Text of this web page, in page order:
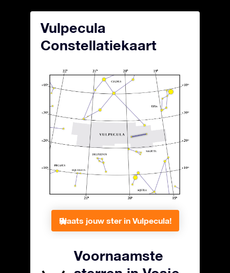
Vulpecula
Constellatiekaart
Plaats jouw ster in Vulpecula!
Voornaamste